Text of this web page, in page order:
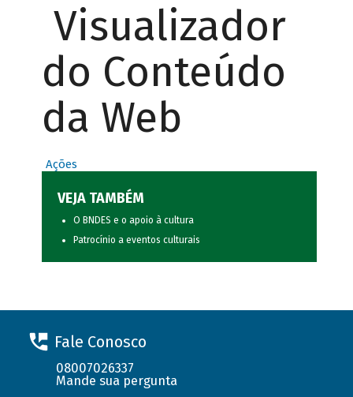
Visualizador
do Conteúdo
da Web
Ações
VEJA TAMBÉM
O BNDES e o apoio à cultura
Patrocínio a eventos culturais
Fale Conosco
08007026337
Mande sua pergunta